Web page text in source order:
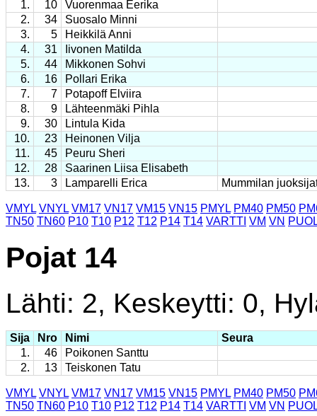
1. 10
Vuorenmaa Eerika
2.
34
Suosalo Minni
3.
5
Heikkilä Anni
4.
31
Iivonen Matilda
5.
44
Mikkonen Sohvi
6.
16
Pollari Erika
7.
7
Potapoff Elviira
8.
9
Lähteenmäki Pihla
9.
30
Lintula Kida
10.
23
Heinonen Vilja
11.
45
Peuru Sheri
12.
28
Saarinen Liisa Elisabeth
13.
3 Lamparelli Erica Mummilan
VMYL VNYL VM17 VN17 VM15 VN15 PMYL PM40 PM50
TN50 TN60 P10 T10 P12 T12 P14 T14 VARTTI VM VN
Pojat 14
Lähti: 2, Keskeytti: 0,
Sija Nro Nimi
Seura
1.
46
Poikonen Santtu
2.
13 Teiskonen Tatu
VMYL VNYL VM17 VN17 VM15 VN15 PMYL PM40 PM50
TN50 TN60 P10 T10 P12 T12 P14 T14 VARTTI VM VN